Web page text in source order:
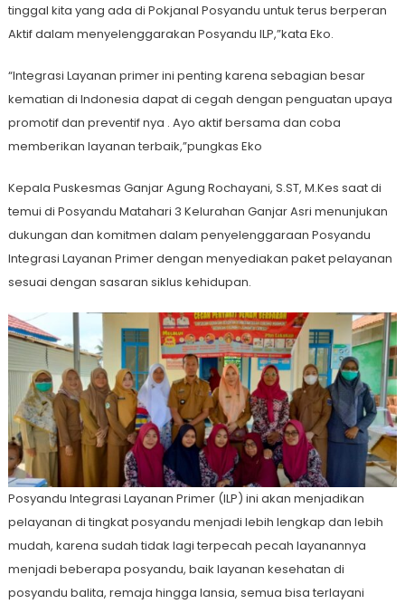
tinggal kita yang ada di Pokjanal Posyandu untuk terus berperan
Aktif dalam menyelenggarakan Posyandu ILP,”kata Eko.
“Integrasi Layanan primer ini penting karena sebagian besar
kematian di Indonesia dapat di cegah dengan penguatan upaya
promotif dan preventif nya . Ayo aktif bersama dan coba
memberikan layanan terbaik,”pungkas Eko
Kepala Puskesmas Ganjar Agung Rochayani, S.ST, M.Kes saat di
temui di Posyandu Matahari 3 Kelurahan Ganjar Asri menunjukan
dukungan dan komitmen dalam penyelenggaraan Posyandu
Integrasi Layanan Primer dengan menyediakan paket pelayanan
sesuai dengan sasaran siklus kehidupan.
Posyandu Integrasi Layanan Primer (ILP) ini akan menjadikan
pelayanan di tingkat posyandu menjadi lebih lengkap dan lebih
mudah, karena sudah tidak lagi terpecah pecah layanannya
menjadi beberapa posyandu, baik layanan kesehatan di
posyandu balita, remaja hingga lansia, semua bisa terlayani